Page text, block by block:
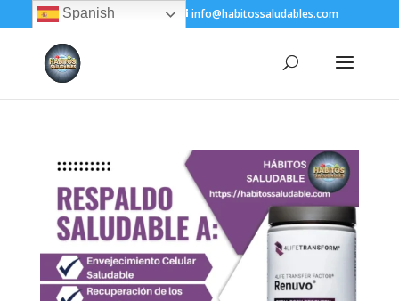
+(505) 8200-1450 info@habitossaludables.com
Spanish